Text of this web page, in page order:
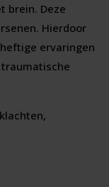
brein. Deze
Hierdoor
ervaringen